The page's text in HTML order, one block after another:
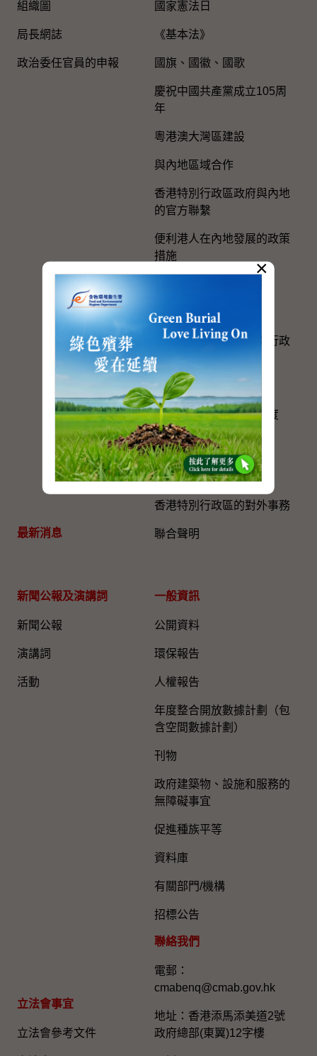
組織圖​
局長網誌
政治委任官員的申報
最新消息
國家憲法日
《基本法》
國旗、國徽、國歌
慶祝中國共產黨成立105周
年
粵港澳大灣區建設
與內地區域合作
香港特別行政區政府與內地
的官方聯繫
便利港人在內地發展的政策
措施
在內地及台灣的辦事處
選舉事務
《一國兩制在香港特別行政
區的實踐》白皮書
個人權利
進一步發展政治委任制度
政治委任制度官員守則
(2022年7月1日起生效)
(PDF)
香港特別行政區的對外事務
聯合聲明
新聞公報及演講詞
新聞公報
演講詞
活動
立法會事宜
立法會參考文件
一般資訊​
公開資料
環保報告
人權報告
年度整合開放數據計劃（包
含空間數據計劃）
刊物
政府建築物、設施和服務的
無障礙事宜
促進種族平等
資料庫
有關部門/機構
招標公告
聯絡我們
電郵：
cmabenq@cmab.gov.hk​
地址：香港添馬添美道2號
政府總部(東翼)12字樓
×